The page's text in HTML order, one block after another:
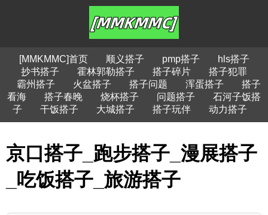
[MMKMMC]首页 顺义搭子 pmp搭子
hls搭子
抄书搭子
霍林郭勒搭子 搭子碎片
搭子犯罪
霸州搭子
火盆搭子 搭子问题 浑蛋搭子
搭子
看海
搭子春晚 烧杯搭子 问题搭子
石河子饭搭
子
干饭搭子 大城搭子 搭子玩伴 动力搭子
京口搭子_跑步搭子_漫展搭子
_吃饭搭子_旅游搭子